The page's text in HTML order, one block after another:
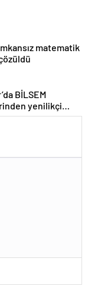
matematik
BİLSEM
yenilikçi